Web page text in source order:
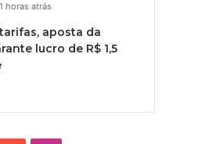
horas atrás
aposta da
lucro de R$ 1,5